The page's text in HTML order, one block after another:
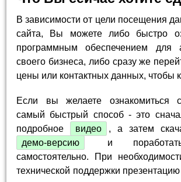
В зависимости от цели посещения
сайта, Вы можете либо быстро
программным обеспечением для
своего бизнеса, либо сразу же
цены или контактных данных, чтобы
Если вы желаете ознакомиться
самый быстрый способ - это
подробное
видео
, а затем
демо-версию
и
самостоятельно. При
технической поддержки